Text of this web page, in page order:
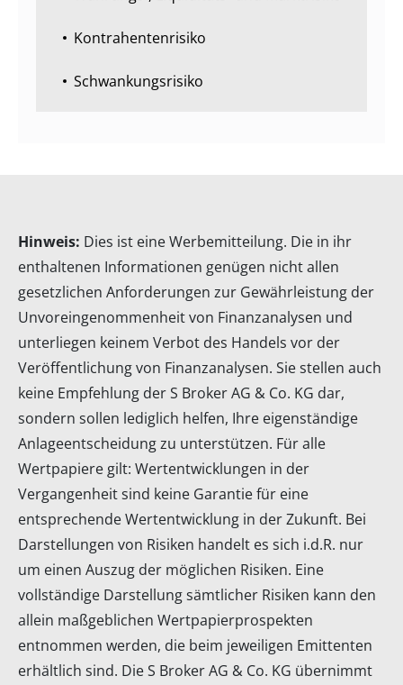
Kontrahentenrisiko
Schwankungsrisiko
Hinweis: Dies ist eine Werbemitteilung. Die in ihr
enthaltenen Informationen genügen nicht allen
gesetzlichen Anforderungen zur Gewährleistung der
Unvoreingenommenheit von Finanzanalysen und
unterliegen keinem Verbot des Handels vor der
Veröffentlichung von Finanzanalysen. Sie stellen auch
keine Empfehlung der S Broker AG & Co. KG dar,
sondern sollen lediglich helfen, Ihre eigenständige
Anlageentscheidung zu unterstützen. Für alle
Wertpapiere gilt: Wertentwicklungen in der
Vergangenheit sind keine Garantie für eine
entsprechende Wertentwicklung in der Zukunft. Bei
Darstellungen von Risiken handelt es sich i.d.R. nur
um einen Auszug der möglichen Risiken. Eine
vollständige Darstellung sämtlicher Risiken kann den
allein maßgeblichen Wertpapierprospekten
entnommen werden, die beim jeweiligen Emittenten
erhältlich sind. Die S Broker AG & Co. KG übernimmt